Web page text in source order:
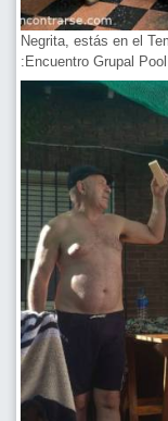
Negrita, estás en el
:Encuentro Grupal